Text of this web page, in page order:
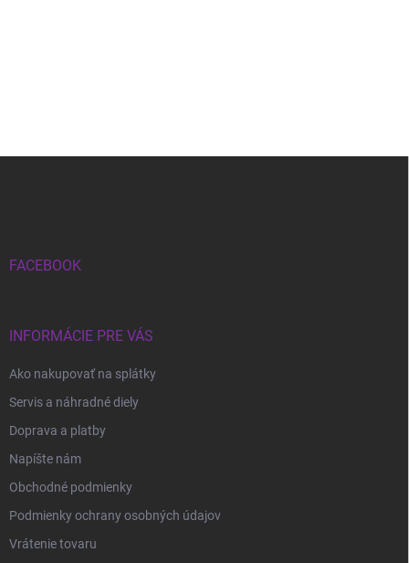
FACEBOOK
INFORMÁCIE PRE VÁS
Ako nakupovať na splátky
Servis a náhradné diely
Doprava a platby
Napíšte nám
Obchodné podmienky
Podmienky ochrany osobných údajov
Vrátenie tovaru